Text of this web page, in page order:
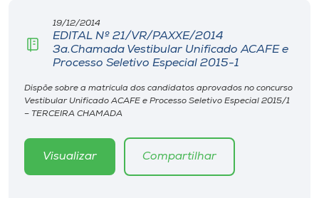
Museu
Unoesc
Store
Selecione
19/12/2014
EDITAL Nº 21/VR/PAXXE/2014
3a.Chamada Vestibular Unificado ACAFE e
Processo Seletivo Especial 2015-1
Dispõe sobre a matrícula dos candidatos aprovados no concurso
Vestibular Unificado ACAFE e Processo Seletivo Especial 2015/1
– TERCEIRA CHAMADA
Visualizar Compartilhar